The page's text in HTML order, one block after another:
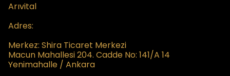
Arıvital
Adres:
Merkez: Shira Ticaret Merkezi
Macun Mahallesi 204. Cadde No: 141/A 14
Yenimahalle / Ankara